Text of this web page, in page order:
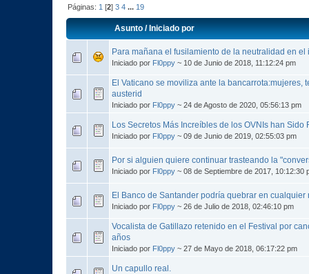
Páginas: 1 [2]3 4 ... 19
Asunto/Iniciado por
Para mañana el fusilamiento de la neutralidad en el
Iniciado por Fl0ppy ~ 10 de Junio de 2018, 11:12:24 pm
El Vaticano se moviliza ante la bancarrota:mujeres,
austerid
Iniciado por Fl0ppy ~ 24 de Agosto de 2020, 05:56:13 pm
Los Secretos Más Increíbles de los OVNIs han Sido
Iniciado por Fl0ppy ~ 09 de Junio de 2019, 02:55:03 pm
Por si alguien quiere continuar trasteando la
Iniciado por Fl0ppy ~ 08 de Septiembre de 2017, 10:12:30
El Banco de Santander podría quebrar en cualquier
Iniciado por Fl0ppy ~ 26 de Julio de 2018, 02:46:10 pm
Vocalista de Gatillazo retenido en el Festival por
años
Iniciado por Fl0ppy ~ 27 de Mayo de 2018, 06:17:22 pm
Un capullo real.